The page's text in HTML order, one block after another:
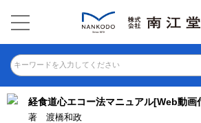
キーワードを入力してください
経食道心エコー法マニュアル[Web動画
著 渡橋和政